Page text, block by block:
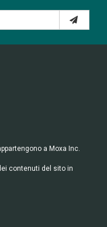
a Moxa Inc.
contenuti del sito in